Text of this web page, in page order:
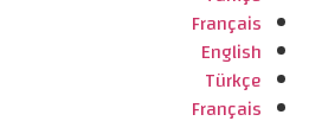
Français
English
Türkçe
Français